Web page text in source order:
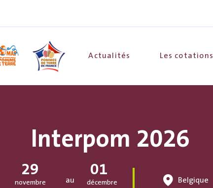
Actualités Les cotations
Interpom 2026
29
novembre au
01
décembre Belgique